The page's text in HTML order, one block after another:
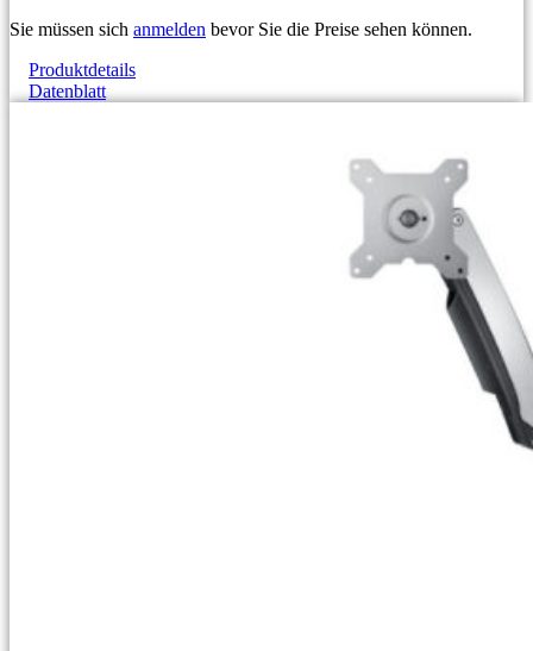
Sie müssen sich anmelden bevor Sie die Preise sehen können.
Produktdetails
Datenblatt